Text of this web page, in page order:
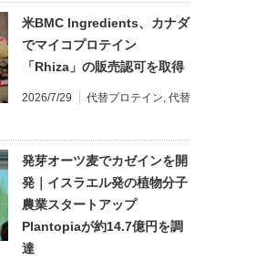
米BMC Ingredients、カナダ
でマイコプロテイン
「Rhiza」の販売認可を取得
2026/7/29 代替プロテイン 代替
発芽オーツ麦でカゼインを開
発｜イスラエル発の植物分子
農業スタートアップ
Plantopiaが約14.7億円を調
達